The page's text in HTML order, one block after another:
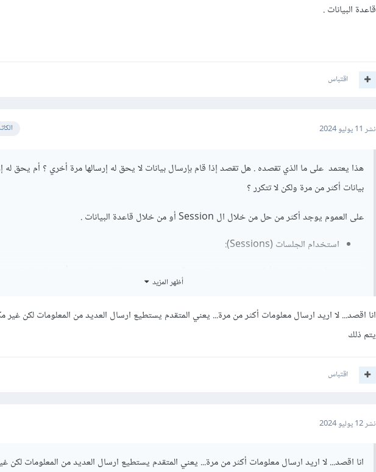
قاعدة البيانات .
اقتباس
نشر 11 يوليو 2024
هذا يعتمد على ما الذي تقصده . هل تقصد إذا قام بإرسال بيانات لا يحق له إرسالها مرة أخري ؟ أم يحق له
بيانات أكثر من مرة ولكن لا تتكرر ؟
على العموم يوجد أكثر من حل من خلال ال Session أو من خلال قاعدة البيانات .
استخدام الجلسات (Sessions):
عندما يحاول المستخدم إرسال البيانات مرة أخرى تحقق إذا كانت هذه المعلومة موجودة في الجلسة؛ إذا
موجودة، فلا تسمح بإعادة إرسال البيانات.
...
أظهر المزيد
انا اقصد... لا اريد ارسال معلومات أكثر من مرة... يعني المتقدم يستطيع ارسال العديد من المعلومات لكن غير
يتم ذلك
اقتباس
نشر12 يوليو 2024
انا اقصد... لا اريد ارسال معلومات أكثر من مرة... يعني المتقدم يستطيع ارسال العديد من المعلومات لكن